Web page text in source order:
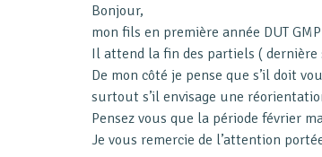
Bonjour,
mon fils en première année DUT
Il attend la fin des partiels ( dernière
De mon côté je pense que s’il doit
surtout s’il envisage une
Pensez vous que la période février
Je vous remercie de l’attention